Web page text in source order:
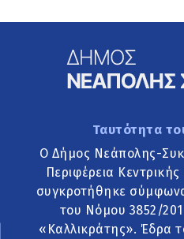
Ταυτότητα
Ο Δήμος Νεάπολης-
Περιφέρεια
συγκροτήθηκε σύμφωνα
του Νόμου 3852/
«Καλλικράτης». Έδρα